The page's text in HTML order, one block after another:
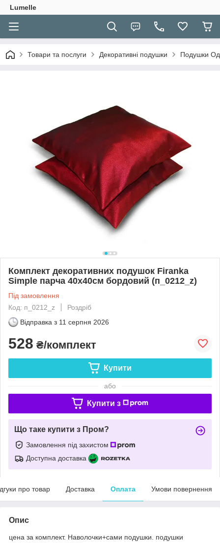
Lumelle
Товари та послуги Декоративні подушки Подушки
Комплект декоративних подушок Firanka
Simple парча 40х40см бордовий (п_0212_z)
Під замовлення
Код: п_0212_z
Роздріб
Відправка з 11 серпня 2026
528 ₴/комплект
Купити
або
Купити з
Що таке купити з Пром?
Замовлення під захистом
Доступна доставка
про товар Доставка Оплата Умови повернення
Опис
цена за комплект. Наволочки+сами подушки. подушки